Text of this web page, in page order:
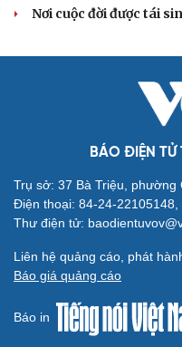
Tư vấn
Săn Tour
check-in
Nơi cuộc đời được tái
BÁO ĐIỆN TỬ
Trụ sở: 37 Bà Triệu, phường
Điện thoại: 84-24-
Thư điện tử:
Liên hệ quảng cáo, phát
Báo giá quảng cáo
Báo in